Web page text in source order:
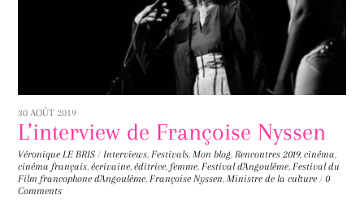
30 AOÛT 2019
L’interview de Françoise Nyssen
Véronique LE BRIS / Interviews,Festivals,Mon blog,Rencontres 2019,cinéma,
cinéma français,écrivaine,éditrice, femme,Festival d'Angoulême,Festival du
Film francophone d'Angoulême,Françoise Nyssen,Ministre de la culture / 0
Comments